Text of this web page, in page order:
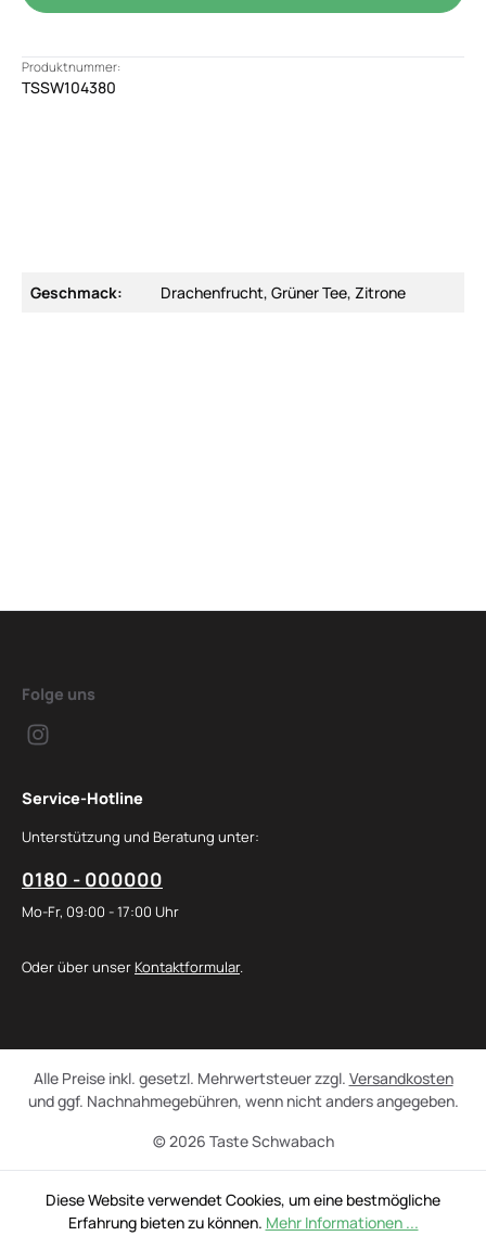
Produktnummer:
TSSW104380
Geschmack: Drachenfrucht, Grüner Tee, Zitrone
Folge uns
Service-Hotline
Unterstützung und Beratung unter:
0180 - 000000
Mo-Fr, 09:00 - 17:00 Uhr
Oder über unser Kontaktformular.
© 2026 Taste Schwabach
Alle Preise inkl. gesetzl. Mehrwertsteuer zzgl. Versandkosten
und ggf. Nachnahmegebühren, wenn nicht anders angegeben.
Diese Website verwendet Cookies, um eine bestmögliche
Erfahrung bieten zu können. Mehr Informationen ...